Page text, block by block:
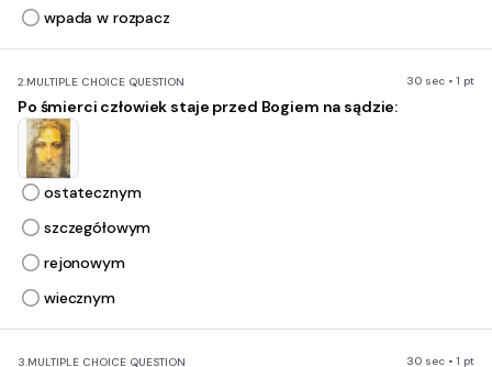
wpada w rozpacz
2.MULTIPLE CHOICE QUESTION 30 sec • 1 pt
Po śmierci człowiek staje przed Bogiem na sądzie:
ostatecznym
szczegółowym
rejonowym
wiecznym
3.MULTIPLE CHOICE QUESTION 30 sec • 1 pt